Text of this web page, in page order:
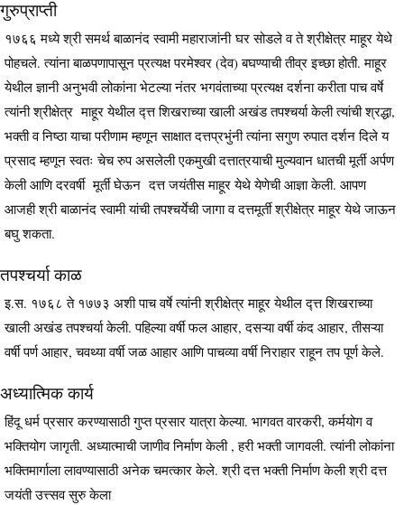
गुरुप्राप्ती
१७६६ मध्ये श्री समर्थ बाळानंद स्वामी महाराजांनी घर सोडले व ते श्रीक्षेत्र माहूर येथे
पोहचले. त्यांना बाळपणापासून प्रत्यक्ष परमेश्वर (देव) बघण्याची तीव्र इच्छा होती. माहूर
येथील ज्ञानी अनुभवी लोकांना भेटल्या नंतर भगवंताच्या प्रत्यक्ष दर्शना करीता पाच वर्षे
त्यांनी श्रीक्षेत्र माहूर येथील द्त्त शिखराच्या खाली अखंड तपश्चर्या केली त्यांची श्रद्धा,
भक्ती व निष्ठा याचा परीणाम म्हणून साक्षात दत्तप्रभुंनी त्यांना सगुण रुपात दर्शन दिले य
प्रसाद म्हणून स्वतः चेच रुप असलेली एकमुखी दत्तात्रयाची मुल्यवान धातची मूर्ती अर्पण
केली आणि दरवर्षी मूर्ती घेऊन दत्त जयंतीस माहूर येथे येणेची आज्ञा केली. आपण
आजही श्री बाळानंद स्वामी यांची तपश्चर्येची जागा व दत्तमूर्ती श्रीक्षेत्र माहूर येथे जाऊन
बघु शकता.
तपश्चर्या काळ
इ.स. १७६८ ते १७७३ अशी पाच वर्षे त्यांनी श्रीक्षेत्र माहूर येथील द्त्त शिखराच्या
खाली अखंड तपश्चर्या केली. पहिल्या वर्षी फल आहार, दसऱ्या वर्षी कंद आहार, तीसऱ्या
वर्षी पर्ण आहार, चवथ्या वर्षी जळ आहार आणि पाचव्या वर्षी निराहार राहून तप पूर्ण केले.
अध्यात्मिक कार्य
हिंदू धर्म प्रसार करण्यासाठी गुप्त प्रसार यात्रा केल्या. भागवत वारकरी, कर्मयोग व
भक्तियोग जागृती. अध्यात्माची जाणीव निर्माण केली , हरी भक्ती जागवली. त्यांनी लोकांना
भक्तिमार्गाला लावण्यासाठी अनेक चमत्कार केले. श्री दत्त भक्ती निर्माण केली श्री दत्त
जयंती उत्त्सव सुरु केला